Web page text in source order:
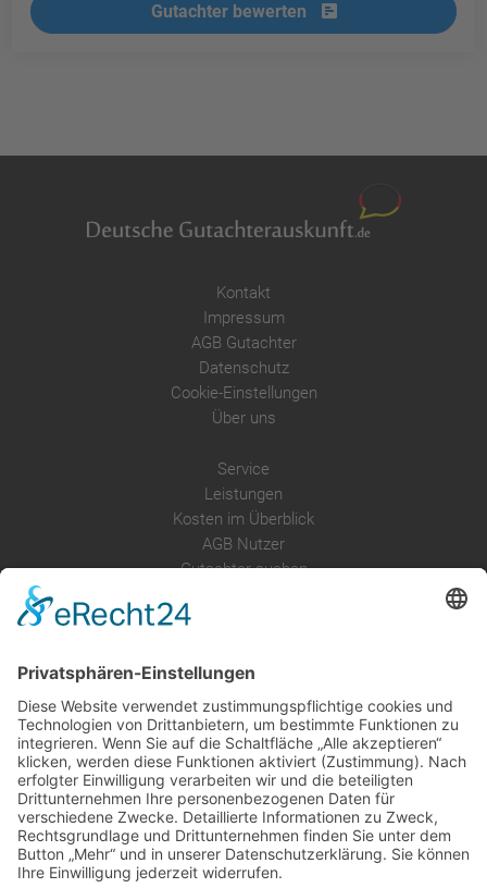
Gutachter bewerten
Kontakt
Impressum
AGB Gutachter
Datenschutz
Cookie-Einstellungen
Über uns
Service
Leistungen
Kosten im Überblick
AGB Nutzer
Gutachter suchen
Anfrage
Presse
Partner: Der DGuSV
als Gutachter eintragen
Infos für Suchende